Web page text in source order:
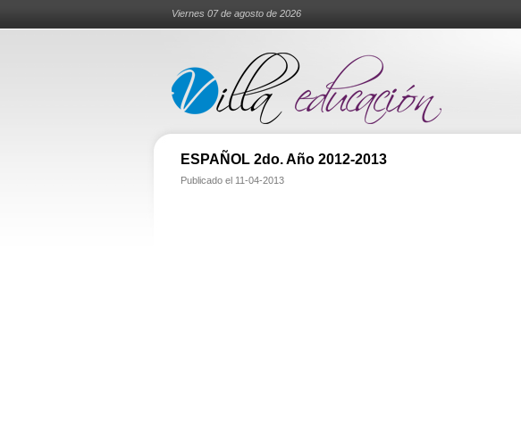
Viernes 07 de agosto de 2026
ESPAÑOL 2do. Año 2012-2013
Publicado el 11-04-2013